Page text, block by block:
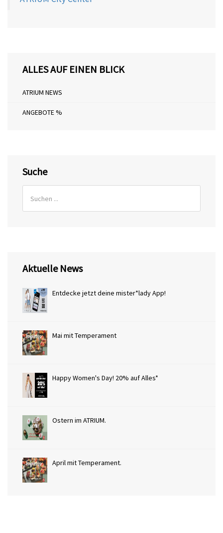
ALLES AUF EINEN BLICK
ATRIUM NEWS
ANGEBOTE %
Suche
Aktuelle News
Entdecke jetzt deine mister*lady App!
Mai mit Temperament
Happy Women's Day! 20% auf Alles*
Ostern im ATRIUM.
April mit Temperament.